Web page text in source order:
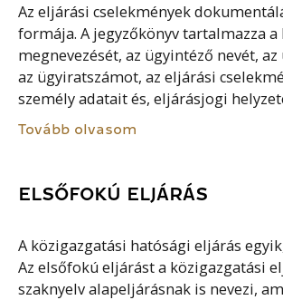
Az eljárási cselekmények
formája. A jegyzőkönyv tartalmazza a
megnevezését, az ügyintéző nevét,
az ügyiratszámot, az eljárási
személy adatait és, eljárásjogi
Tovább olvasom
ELSŐFOKÚ ELJÁRÁS
A közigazgatási hatósági eljárás
Az elsőfokú eljárást a közigazgatási
szaknyelv alapeljárásnak is nevezi,